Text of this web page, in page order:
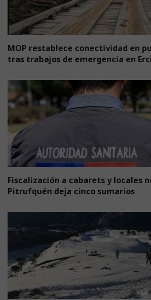
MOP restablece conectividad en
tras trabajos de emergencia en
Fiscalización a cabarets y locales
Pitrufquén deja cinco sumarios